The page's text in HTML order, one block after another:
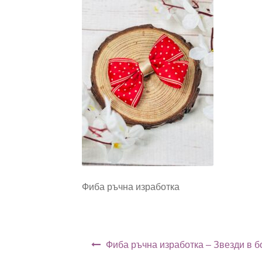
Фиба ръчна изработка
Навигация
Фиба ръчна изработка – Звезди в